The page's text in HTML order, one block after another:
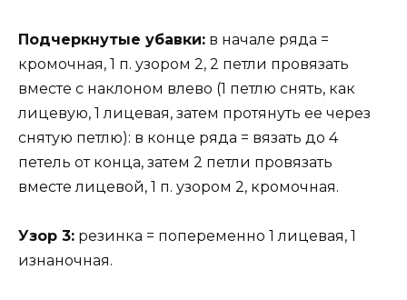
Подчеркнутые убавки: в начале ряда =
кромочная, 1 п. узором 2, 2 петли провязать
вместе с наклоном влево (1 петлю снять, как
лицевую, 1 лицевая, затем протянуть ее через
снятую петлю): в конце ряда = вязать до 4
петель от конца, затем 2 петли провязать
вместе лицевой, 1 п. узором 2, кромочная.
Узор 3: резинка = попеременно 1 лицевая, 1
изнаночная.